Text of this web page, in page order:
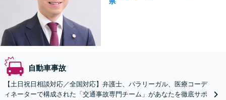
自動車事故
【土日祝日相談対応／全国対応】弁護士、パラリーガル、医療コーデ
ィネーターで構成された「交通事故専門チーム」があなたを徹底サポ